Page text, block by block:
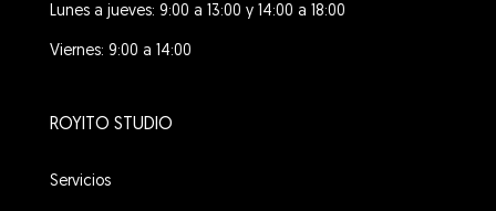
Lunes a jueves: 9:00 a 13:00 y 14:00 a 18:00
Viernes: 9:00 a 14:00
ROYITO STUDIO
Servicios